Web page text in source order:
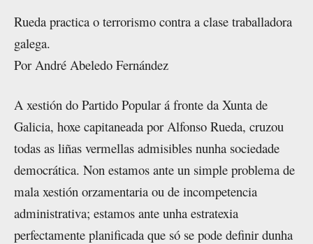
Rueda practica o terrorismo contra a clase traballadora
galega.
Por André Abeledo Fernández
A xestión do Partido Popular á fronte da Xunta de
Galicia, hoxe capitaneada por Alfonso Rueda, cruzou
todas as liñas vermellas admisibles nunha sociedade
democrática. Non estamos ante un simple problema de
mala xestión orzamentaria ou de incompetencia
administrativa; estamos ante unha estratexia
perfectamente planificada que só se pode definir dunha